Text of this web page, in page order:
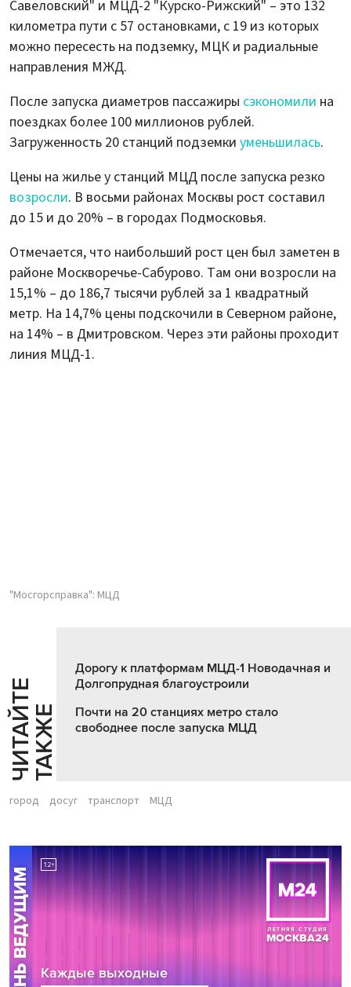
Савеловский" и МЦД-2 "Курско-Рижский" – это 132
километра пути с 57 остановками, с 19 из которых
можно пересесть на подземку, МЦК и радиальные
направления МЖД.
После запуска диаметров пассажиры сэкономили на
поездках более 100 миллионов рублей.
Загруженность 20 станций подземки уменьшилась.
Цены на жилье у станций МЦД после запуска резко
возросли. В восьми районах Москвы рост составил
до 15 и до 20% – в городах Подмосковья.
Отмечается, что наибольший рост цен был заметен в
районе Москворечье-Сабурово. Там они возросли на
15,1% – до 186,7 тысячи рублей за 1 квадратный
метр. На 14,7% цены подскочили в Северном районе,
на 14% – в Дмитровском. Через эти районы проходит
линия МЦД-1.
"Мосгорсправка": МЦД
Ч
И
Т
АЙ
Т
Е
Т
А
К
ЖЕ
Дорогу к платформам МЦД-1 Новодачная и
Долгопрудная благоустроили
Почти на 20 станциях метро стало
свободнее после запуска МЦД
город досуг транспорт МЦД